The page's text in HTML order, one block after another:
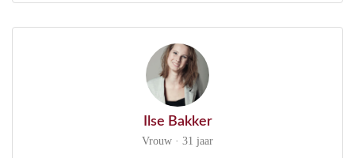
Ilse Bakker
Vrouw · 31 jaar